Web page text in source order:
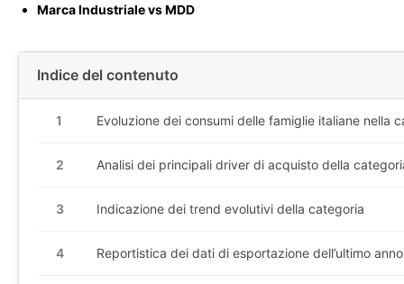
Marca Industriale vs MDD
Indice del contenuto
1 Evoluzione dei consumi delle famiglie italiane nella
2 Analisi dei principali driver di acquisto della
3 Indicazione dei trend evolutivi della categoria
4 Reportistica dei dati di esportazione dell’ultimo anno